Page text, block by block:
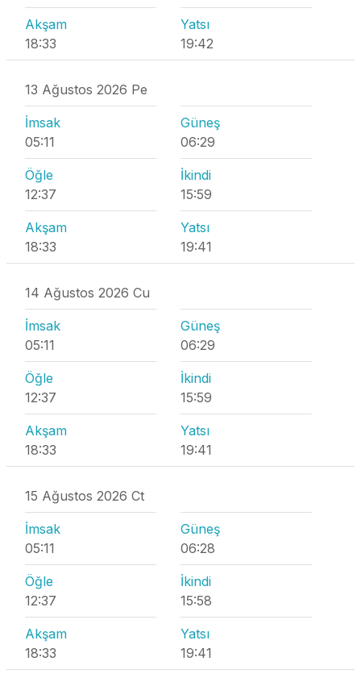
Akşam
18:33
Yatsı
19:42
13 Ağustos 2026 Pe
İmsak
05:11
Güneş
06:29
Öğle
12:37
İkindi
15:59
Akşam
18:33
Yatsı
19:41
14 Ağustos 2026 Cu
İmsak
05:11
Güneş
06:29
Öğle
12:37
İkindi
15:59
Akşam
18:33
Yatsı
19:41
15 Ağustos 2026 Ct
İmsak
05:11
Güneş
06:28
Öğle
12:37
İkindi
15:58
Akşam
18:33
Yatsı
19:41